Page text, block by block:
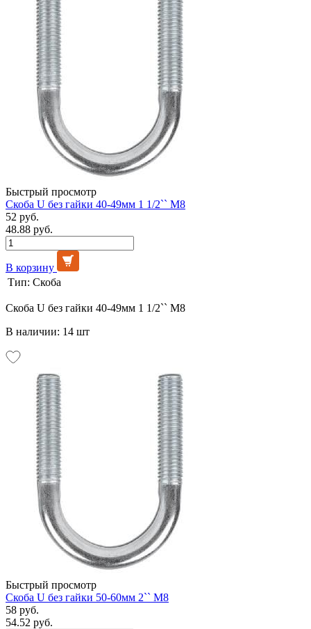
Быстрый просмотр
Скоба U без гайки 40-49мм 1 1/2`` М8
52 руб.
48.88 руб.
В корзину
Тип: Скоба
Скоба U без гайки 40-49мм 1 1/2`` М8
В наличии: 14 шт
Быстрый просмотр
Скоба U без гайки 50-60мм 2`` М8
58 руб.
54.52 руб.